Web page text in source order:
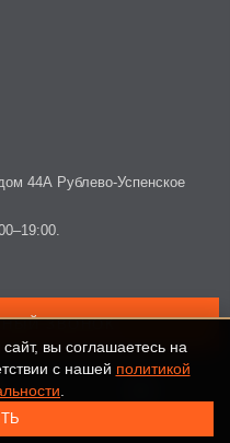
44А Рублево-Успенское
ЗВОНОК
вы соглашаетесь на
с нашей политикой